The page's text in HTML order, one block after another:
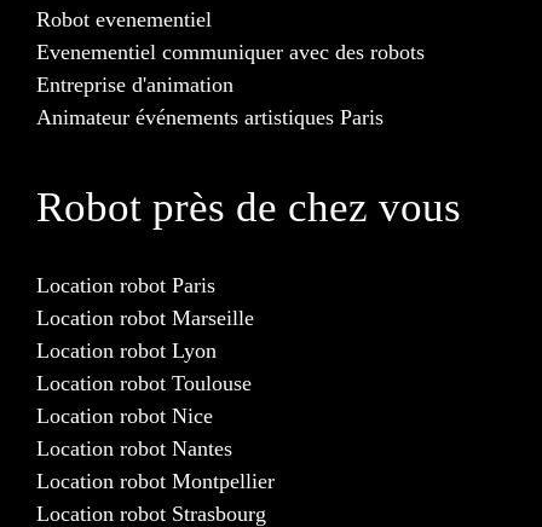
Robot evenementiel
Evenementiel communiquer avec des robots
Entreprise d'animation
Animateur événements artistiques Paris
Robot près de chez vous
Location robot Paris
Location robot Marseille
Location robot Lyon
Location robot Toulouse
Location robot Nice
Location robot Nantes
Location robot Montpellier
Location robot Strasbourg